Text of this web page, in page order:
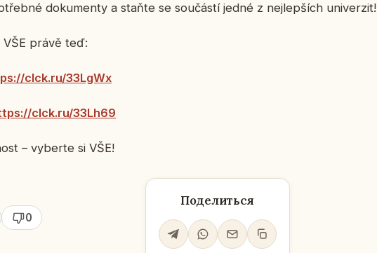
dokumenty a staňte se součástí jedné z nejlepších univerzit!
VŠE právě teď:
clck.ru/33LgWx
clck.ru/33Lh69
– vyberte si VŠE!
0
Поделиться